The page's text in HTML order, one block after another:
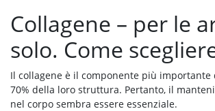
Collagene – per le
solo. Come
Il collagene è il componente più
70% della loro struttura. Pertanto, il
nel corpo sembra essere essenziale.